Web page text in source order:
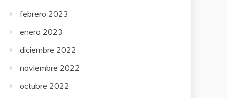
febrero 2023
enero 2023
diciembre 2022
noviembre 2022
octubre 2022